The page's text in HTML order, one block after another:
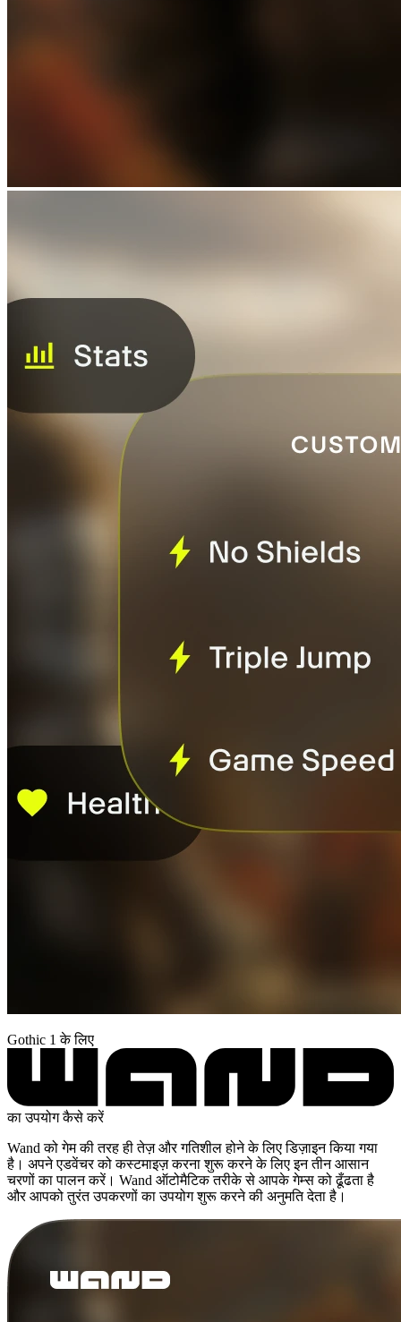
Gothic 1 के लिए
का उपयोग कैसे करें
Wand को गेम की तरह ही तेज़ और गतिशील होने के लिए डिज़ाइन किया गया
है। अपने एडवेंचर को कस्टमाइज़ करना शुरू करने के लिए इन तीन आसान
चरणों का पालन करें। Wand ऑटोमैटिक तरीके से आपके गेम्स को ढूँढता है
और आपको तुरंत उपकरणों का उपयोग शुरू करने की अनुमति देता है।